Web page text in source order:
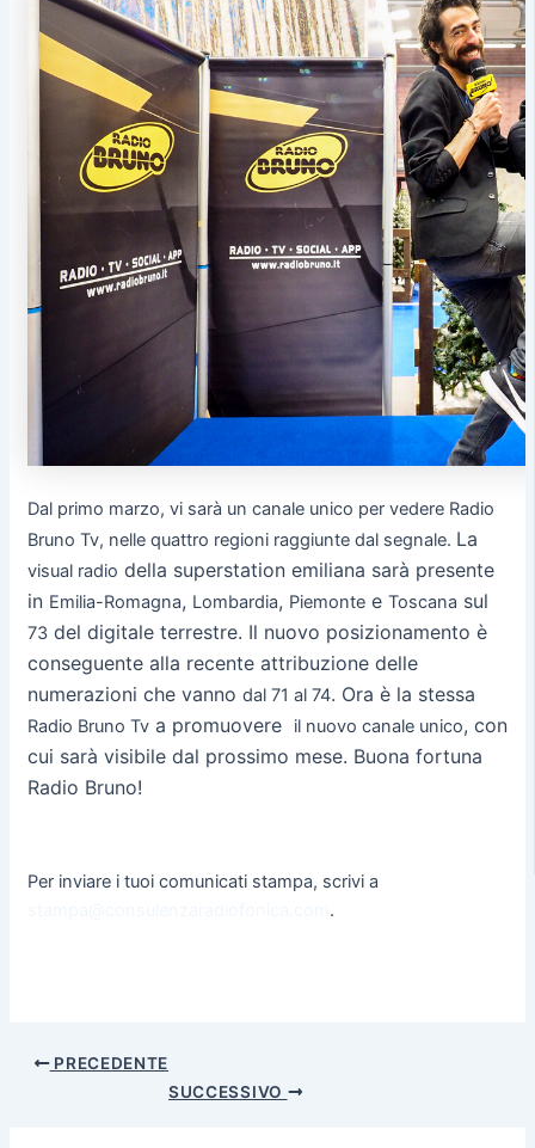
Dal primo marzo, vi sarà un canale unico per vedere Radio
Bruno Tv, nelle quattro regioni raggiunte dal segnale. La
visual radio della superstation emiliana sarà presente
in Emilia-Romagna, Lombardia, Piemontee Toscana sul
73del digitale terrestre. Il nuovo posizionamento è
conseguente alla recente attribuzione delle
numerazioni che vanno dal 71 al 74. Ora è la stessa
Radio Bruno Tva promuovere il nuovo canale unico, con
cui sarà visibile dal prossimo mese. Buona fortuna
Radio Bruno!
Per inviare i tuoi comunicati stampa, scrivi a
.
PRECEDENTE
SUCCESSIVO